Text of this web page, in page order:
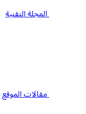
المجلة التقنية
مقالات الموقع